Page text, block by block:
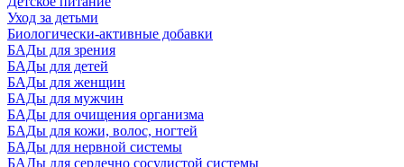
Уход за детьми
Биологически-активные добавки
БАДы для зрения
БАДы для детей
БАДы для женщин
БАДы для мужчин
БАДы для очищения организма
БАДы для кожи, волос, ногтей
БАДы для нервной системы
БАДы для сердечно сосудистой системы